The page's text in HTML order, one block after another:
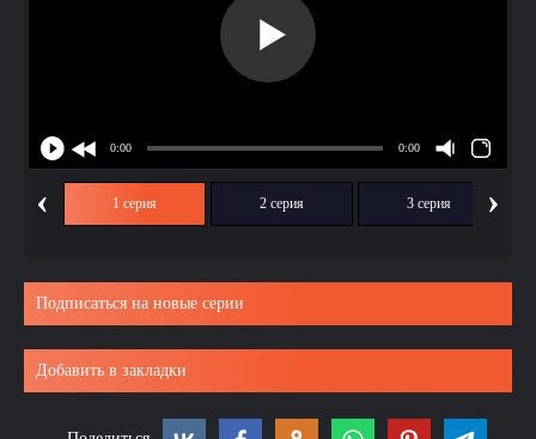
‹ 1 серия 2 серия 3 серия ›
Подписаться на новые серии
Добавить в закладки